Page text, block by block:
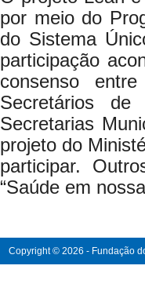
por meio do
do Sistema
participação
consenso
Secretários
Secretarias
projeto do
participar.
“Saúde em
Copyright © 2026 - Fundação